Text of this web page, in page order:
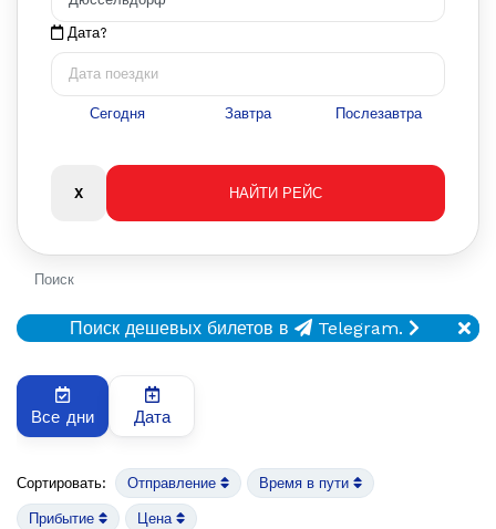
Дата?
Сегодня Завтра Послезавтра
Поиск
Поиск дешевых билетов в Telegram.
Все дни Дата
Сортировать: Отправление Время в пути
Прибытие Цена